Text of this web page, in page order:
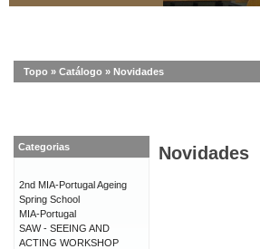
Topo » Catálogo » Novidades
Novidades
Categorias
2nd MIA-Portugal Ageing
Spring School
MIA-Portugal
SAW - SEEING AND
ACTING WORKSHOP